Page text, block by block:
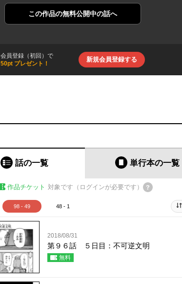
この作品の無料公開中の話へ
会員登録（初回）で
50pt プレゼント！
新規会員登録する
話の一覧 単行本の一覧
作品チケット 対象です（ログインが必要です）
98 - 49 48 - 1
2018/08/31
第９６話 ５日目：不可逆文明
無料